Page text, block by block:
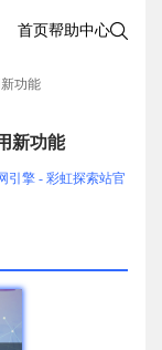
首页帮助中心
功能
新功能
引擎 - 彩虹探索站官